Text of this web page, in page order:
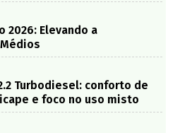
2026: Elevando a
Turbodiesel: conforto de
e foco no uso misto